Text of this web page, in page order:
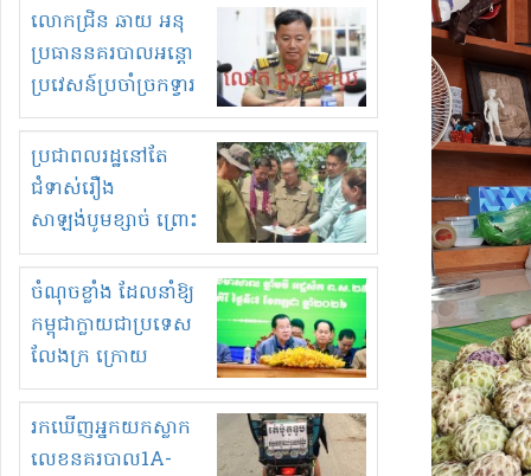
ច្បាប់លួចបូមខ្សាច់នៅ
ក្នុងប្រទេសកម្ពុជា
លោកជ្រិន ឆាយ អនុ
ប្រធាននគរបាលអន្តោ
ប្រវេសន៍ប្រចាំច្រកទ្វារ
ព្រំដែនភ្នំឌិន និងឈ្មួញ
មួយចំនួនទៀត
កំពង់តែគុបគិតគ្នា
ធ្វើសកម្មភាពរកស៊ីនិង
ស្តុកទំនិញគេចពន្ធ?
ប្រជាពលរដ្ឋនៅតែ
ជំទាស់រឿង
សាឡង់បូមខ្សាច់ ព្រោះ
ខ្លាចបាក់ច្រាំងទៀត!
ចំណុចខ្លាំង ដែលនាំឱ្យ
កម្ពុជាក្លាយជាប្រទេស
លែងក្រ ក្រោយ
ឆ្នាំ២០៣០
រកឃើញអ្នកយកស្លាក
លេខនគរបាល1A-